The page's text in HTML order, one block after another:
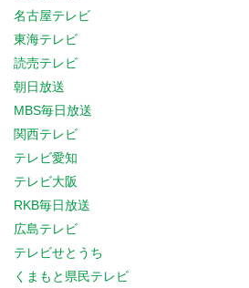
名古屋テレビ
東海テレビ
読売テレビ
朝日放送
MBS毎日放送
関西テレビ
テレビ愛知
テレビ大阪
RKB毎日放送
広島テレビ
テレビせとうち
くまもと県民テレビ